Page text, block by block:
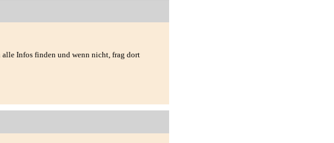
Infos finden und wenn nicht, frag dort